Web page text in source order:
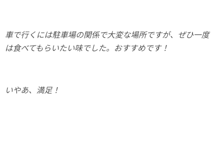
車で行くには駐車場の関係で大変な場所ですが、ぜひ一度
は食べてもらいたい味でした。おすすめです！
いやあ、満足！